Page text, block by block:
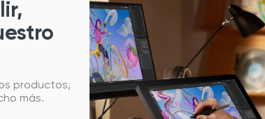
productos,
más.